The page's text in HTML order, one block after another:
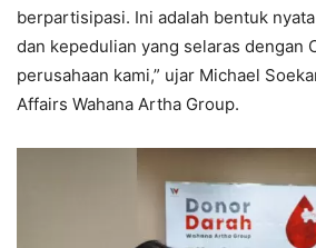
berpartisipasi. Ini adalah bentuk
dan kepedulian yang selaras dengan
perusahaan kami,” ujar Michael
Affairs Wahana Artha Group.